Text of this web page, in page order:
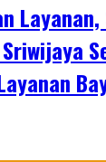
Layanan,